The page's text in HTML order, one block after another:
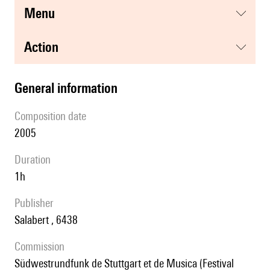
menu
action
general information
composition date
2005
duration
1h
publisher
Salabert , 6438
Commission
Südwestrundfunk de Stuttgart et de Musica (Festival